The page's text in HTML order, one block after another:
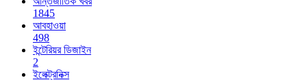
1845
আবহাওয়া
498
ইন্টেরিয়র ডিজাইন
2
ইলেক্ট্রনিক্স